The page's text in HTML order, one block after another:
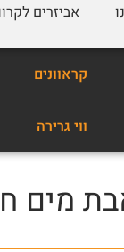
אביזרים
קראוונים
ווי גרירה
מים